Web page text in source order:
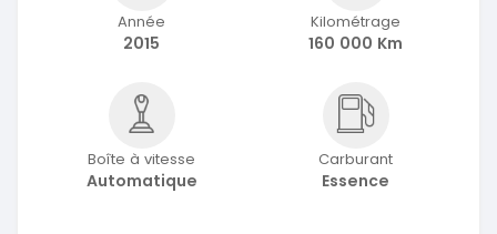
Année
2015
Kilométrage
160 000 Km
Boîte à vitesse
Automatique
Carburant
Essence